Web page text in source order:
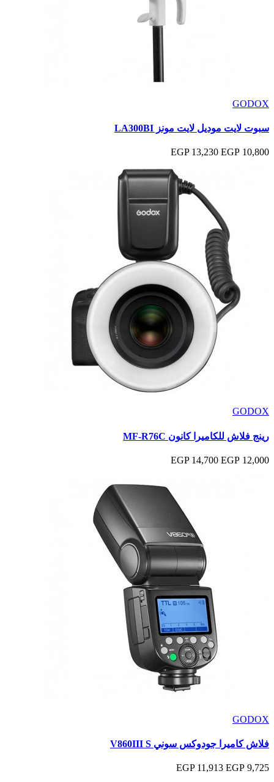
GODOX
سبوت لايت موديل لايت مونز LA300BI
10,800 EGP
13,230 EGP
GODOX
رينج فلاش للكاميرا كانون MF-R76C
12,000 EGP
14,700 EGP
GODOX
فلاش كاميرا جودوكس سوني V860III S
9,725 EGP
11,913 EGP